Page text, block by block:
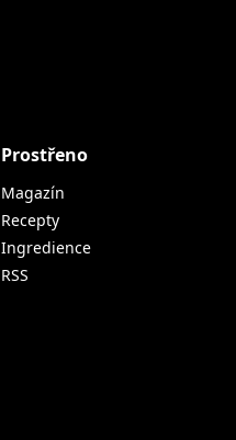
Prostřeno
Magazín
Recepty
Ingredience
RSS